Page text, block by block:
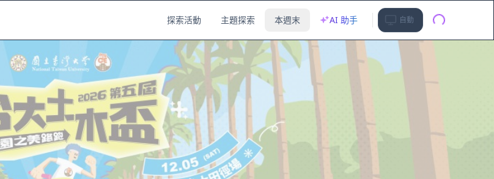
探索活動 主題探索 本週末 AI 助手 自動